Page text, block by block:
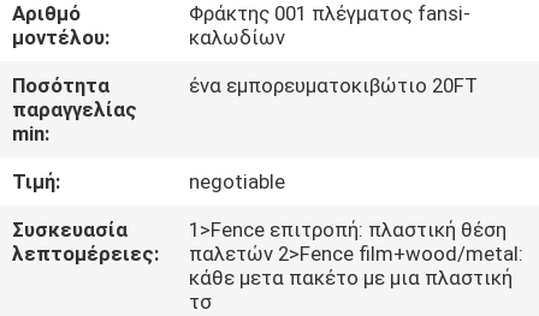
ΠΟΙΟΤΙΚΌΣ
ΈΛΕΓΧΟΣ
ΕΛΆΤΕ
ΣΕ
ΕΠΑΦΉ
Αριθμό
μοντέλου:
Φράκτης 001 πλέγματος fansi-
καλωδίων
Ποσότητα
παραγγελίας
min:
ένα εμπορευματοκιβώτιο 20FT
Τιμή:
negotiable
Συσκευασία
λεπτομέρειες:
1>Fence επιτροπή: πλαστική θέση
παλετών 2>Fence film+wood/metal:
κάθε μετα πακέτο με μια πλαστική
τσ